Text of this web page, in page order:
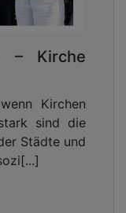
– Kirche
Kirchen
sind die
Städte und